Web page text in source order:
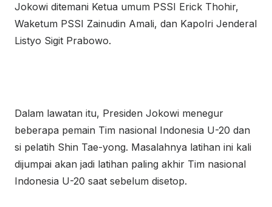
Jokowi ditemani Ketua umum PSSI Erick Thohir,
Waketum PSSI Zainudin Amali, dan Kapolri Jenderal
Listyo Sigit Prabowo.
Dalam lawatan itu, Presiden Jokowi menegur
beberapa pemain Tim nasional Indonesia U-20 dan
si pelatih Shin Tae-yong. Masalahnya latihan ini kali
dijumpai akan jadi latihan paling akhir Tim nasional
Indonesia U-20 saat sebelum disetop.